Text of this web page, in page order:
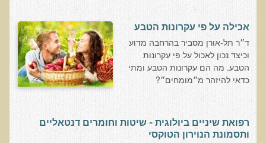
בדיקות למחסורים תזונתיים, בדיקות ויטמינים
בדיקות לקזיאו-מורפינים וגלוטיאו-מורפינים
שאלות ותשובות למעבדה
רשימת תוצרת מרוססת
אכילה על פי עקרונות הטבע
ד״ר תל-אורן מסביר בהרחבה מדוע
וכיצד נכון לאכול על פי עקרונות
הטבע. מה הם עקרונות הטבע ומתי
כדאי להיזהר מ״מומחים״?
רפואת שיניים ביולוגית - שיטות וחומרים דנטאליים
ותסמונת הנוירון הטוקסי